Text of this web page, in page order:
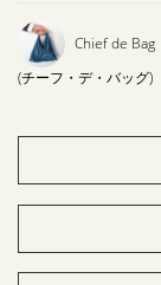
Chief de Bag
(チーフ・デ・バッグ)